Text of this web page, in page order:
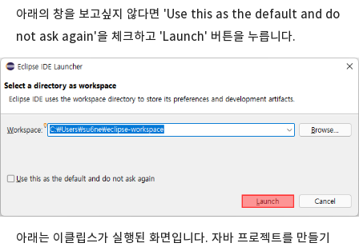
아래의 창을 보고싶지 않다면 'Use this as the default and do
not ask again'을 체크하고 'Launch' 버튼을 누릅니다.
아래는 이클립스가 실행된 화면입니다. 자바 프로젝트를 만들기